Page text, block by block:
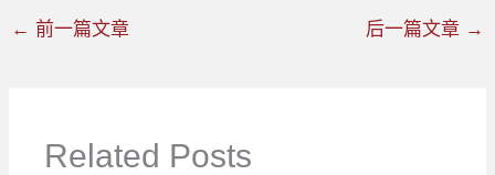
← 前一篇文章 后一篇文章 →
Related Posts